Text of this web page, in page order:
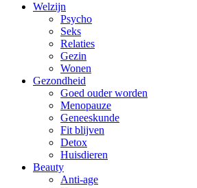
Welzijn
Psycho
Seks
Relaties
Gezin
Wonen
Gezondheid
Goed ouder worden
Menopauze
Geneeskunde
Fit blijven
Detox
Huisdieren
Beauty
Anti-age